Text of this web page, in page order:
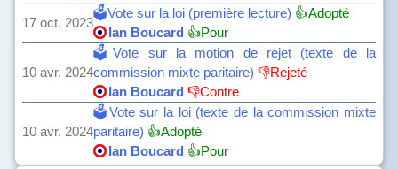
17 oct. 2023
🗳️Vote sur la loi (première lecture) 👍Adopté
Ian Boucard 👍Pour
10 avr. 2024
🗳️Vote sur la motion de rejet (texte de la
commission mixte paritaire) 👎Rejeté
Ian Boucard 👎Contre
10 avr. 2024
🗳️Vote sur la loi (texte de la commission mixte
paritaire) 👍Adopté
Ian Boucard 👍Pour